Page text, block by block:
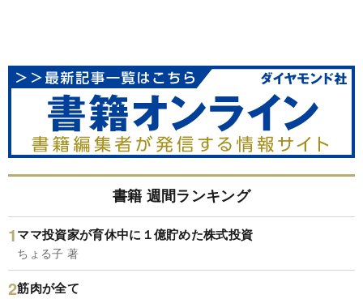
書籍 週間ランキング
ママ投資家が育休中に１億貯めた株式投資
ちょる子 著
筋肉が全て